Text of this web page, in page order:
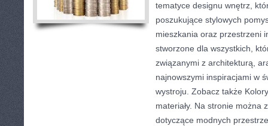
tematyce designu wnętrz,
poszukujące stylowych
mieszkania oraz przestrzeni
stworzone dla wszystkich,
związanymi z architekturą,
najnowszymi inspiracjami w
wystroju. Zobacz także
materiały. Na stronie można
dotyczące modnych